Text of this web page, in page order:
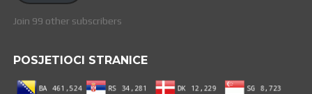
Join 99 other subscribers
POSJETIOCI STRANICE